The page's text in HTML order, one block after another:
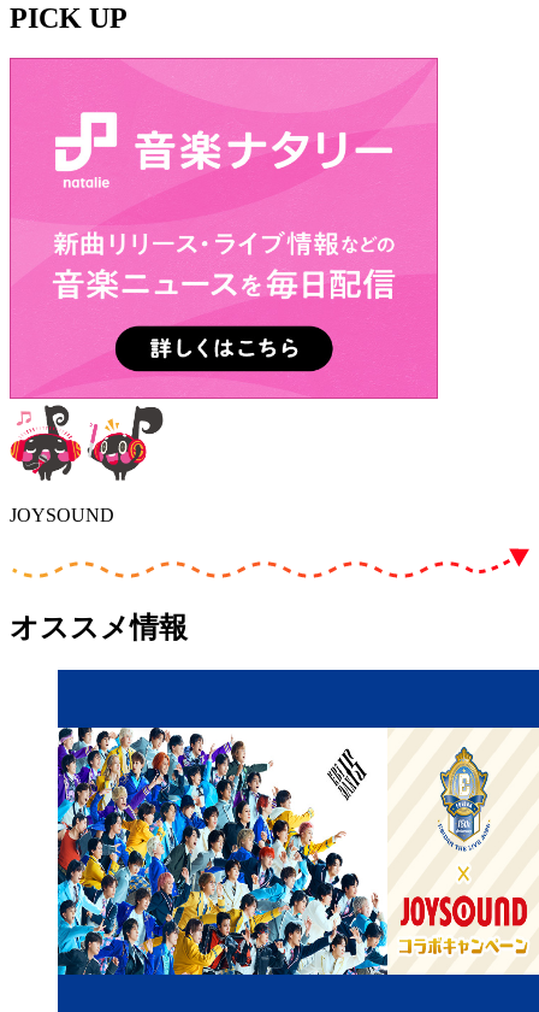
PICK UP
JOYSOUND
オススメ情報